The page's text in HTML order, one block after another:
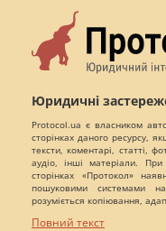
Юридичні
Protocol.ua є власником
сторінках даного ресурсу,
тексти, коментарі, статті,
аудіо, інші матеріали.
сторінках «Протокол»
пошуковими системами
розуміється копіювання,
Повний текст